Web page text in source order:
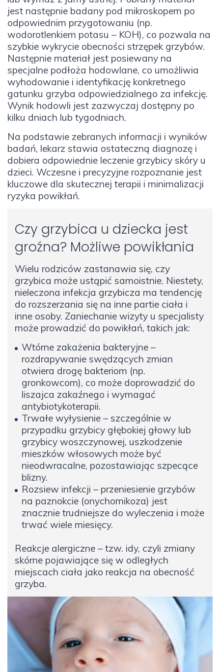
jest następnie badany pod mikroskopem po
odpowiednim przygotowaniu (np.
wodorotlenkiem potasu – KOH), co pozwala na
szybkie wykrycie obecności strzępek grzybów.
Następnie materiał jest posiewany na
specjalne podłoża hodowlane, co umożliwia
wyhodowanie i identyfikację konkretnego
gatunku grzyba odpowiedzialnego za infekcję.
Wynik hodowli jest zazwyczaj dostępny po
kilku dniach lub tygodniach.
Na podstawie zebranych informacji i wyników
badań, lekarz stawia ostateczną diagnozę i
dobiera odpowiednie leczenie grzybicy skóry u
dzieci. Wczesne i precyzyjne rozpoznanie jest
kluczowe dla skutecznej terapii i minimalizacji
ryzyka powikłań.
Czy grzybica u dziecka jest
groźna? Możliwe powikłania
Wielu rodziców zastanawia się, czy
grzybica może ustąpić samoistnie. Niestety,
nieleczona infekcja grzybicza ma tendencję
do rozszerzania się na inne partie ciała i
inne osoby. Zaniechanie wizyty u specjalisty
może prowadzić do powikłań, takich jak:
Wtórne zakażenia bakteryjne –
rozdrapywanie swędzących zmian
otwiera drogę bakteriom (np.
gronkowcom), co może doprowadzić do
liszajca zakaźnego i wymagać
antybiotykoterapii.
Trwałe wyłysienie – szczególnie w
przypadku grzybicy głębokiej głowy lub
grzybicy woszczynowej, uszkodzenie
mieszków włosowych może być
nieodwracalne, pozostawiając szpecące
blizny.
Rozsiew infekcji – przeniesienie grzybów
na paznokcie (onychomikoza) jest
znacznie trudniejsze do wyleczenia i może
trwać wiele miesięcy.
Reakcje alergiczne – tzw. idy, czyli zmiany
skórne pojawiające się w odległych
miejscach ciała jako reakcja na obecność
grzyba.